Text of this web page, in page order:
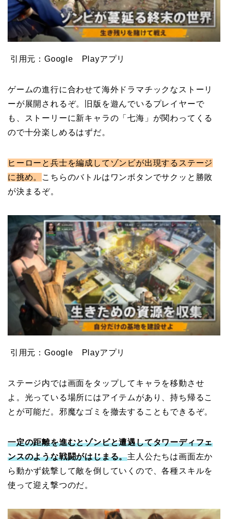
引用元：Google Playアプリ
ゲームの進行に合わせて海外ドラマチックなストーリ
ーが展開されるぞ。旧版を遊んでいるプレイヤーで
も、ストーリーに新キャラの「七海」が関わってくる
ので十分楽しめるはずだ。
ヒーローと兵士を編成してゾンビが出現するステージ
に挑め。
こちらのバトルはワンボタンでサクッと勝敗
が決まるぞ。
引用元：Google Playアプリ
ステージ内では画面をタップしてキャラを移動させ
よ。光っている場所にはアイテムがあり、持ち帰るこ
とが可能だ。邪魔なゴミを撤去することもできるぞ。
一定の距離を進むとゾンビと遭遇してタワーディフェ
ンスのような戦闘がはじまる。主人公たちは画面左か
ら動かず銃撃して敵を倒していくので、各種スキルを
使って迎え撃つのだ。